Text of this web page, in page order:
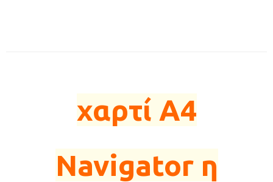
χαρτί Α4
Navigator η